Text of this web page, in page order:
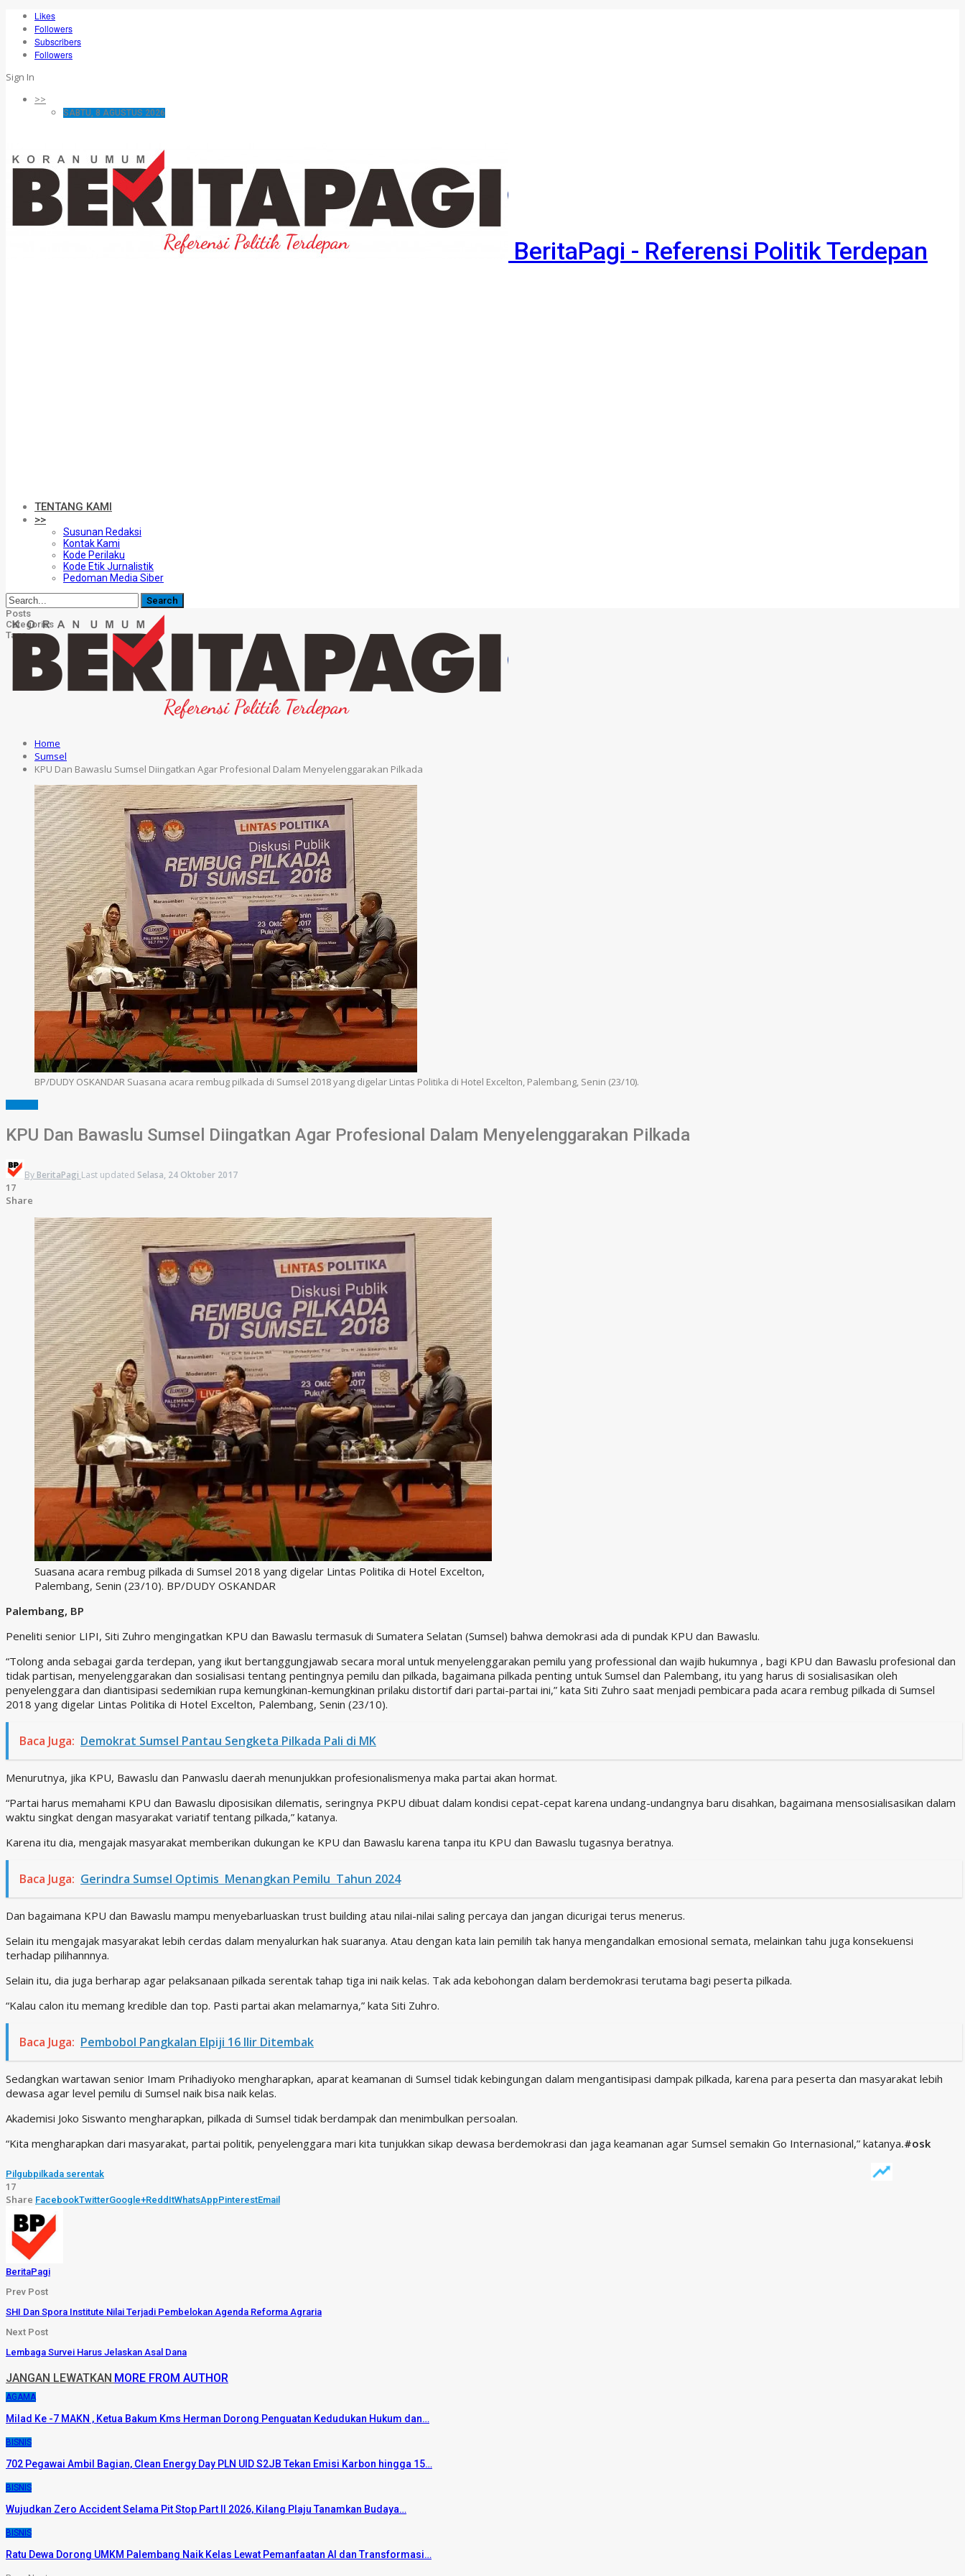
Likes
Followers
Subscribers
Followers
Sign In
>>
SABTU, 8 AGUSTUS 2026
BeritaPagi - Referensi Politik Terdepan
TENTANG KAMI
>>
Susunan Redaksi
Kontak Kami
Kode Perilaku
Kode Etik Jurnalistik
Pedoman Media Siber
Posts
Categories
Tags
Home
Sumsel
KPU Dan Bawaslu Sumsel Diingatkan Agar Profesional Dalam Menyelenggarakan Pilkada
BP/DUDY OSKANDAR Suasana acara rembug pilkada di Sumsel 2018 yang digelar Lintas Politika di Hotel Excelton, Palembang, Senin (23/10).
KPU Dan Bawaslu Sumsel Diingatkan Agar Profesional Dalam Menyelenggarakan Pilkada
By BeritaPagi Last updated Selasa, 24 Oktober 2017
17
Share
Suasana acara rembug pilkada di Sumsel 2018 yang digelar Lintas Politika di Hotel Excelton,
Palembang, Senin (23/10). BP/DUDY OSKANDAR
Palembang, BP
Peneliti senior LIPI, Siti Zuhro mengingatkan KPU dan Bawaslu termasuk di Sumatera Selatan (Sumsel) bahwa demokrasi ada di pundak KPU dan Bawaslu.
“Tolong anda sebagai garda terdepan, yang ikut bertanggungjawab secara moral untuk menyelenggarakan pemilu yang professional dan wajib hukumnya , bagi KPU dan Bawaslu profesional dan
tidak partisan, menyelenggarakan dan sosialisasi tentang pentingnya pemilu dan pilkada, bagaimana pilkada penting untuk Sumsel dan Palembang, itu yang harus di sosialisasikan oleh
penyelenggara dan diantisipasi sedemikian rupa kemungkinan-kemungkinan prilaku distortif dari partai-partai ini,” kata Siti Zuhro saat menjadi pembicara pada acara rembug pilkada di Sumsel
2018 yang digelar Lintas Politika di Hotel Excelton, Palembang, Senin (23/10).
Baca Juga: Demokrat Sumsel Pantau Sengketa Pilkada Pali di MK
Menurutnya, jika KPU, Bawaslu dan Panwaslu daerah menunjukkan profesionalismenya maka partai akan hormat.
“Partai harus memahami KPU dan Bawaslu diposisikan dilematis, seringnya PKPU dibuat dalam kondisi cepat-cepat karena undang-undangnya baru disahkan, bagaimana mensosialisasikan dalam
waktu singkat dengan masyarakat variatif tentang pilkada,” katanya.
Karena itu dia, mengajak masyarakat memberikan dukungan ke KPU dan Bawaslu karena tanpa itu KPU dan Bawaslu tugasnya beratnya.
Baca Juga: Gerindra Sumsel Optimis Menangkan Pemilu Tahun 2024
Dan bagaimana KPU dan Bawaslu mampu menyebarluaskan trust building atau nilai-nilai saling percaya dan jangan dicurigai terus menerus.
Selain itu mengajak masyarakat lebih cerdas dalam menyalurkan hak suaranya. Atau dengan kata lain pemilih tak hanya mengandalkan emosional semata, melainkan tahu juga konsekuensi
terhadap pilihannnya.
Selain itu, dia juga berharap agar pelaksanaan pilkada serentak tahap tiga ini naik kelas. Tak ada kebohongan dalam berdemokrasi terutama bagi peserta pilkada.
“Kalau calon itu memang kredible dan top. Pasti partai akan melamarnya,” kata Siti Zuhro.
Baca Juga: Pembobol Pangkalan Elpiji 16 Ilir Ditembak
Sedangkan wartawan senior Imam Prihadiyoko mengharapkan, aparat keamanan di Sumsel tidak kebingungan dalam mengantisipasi dampak pilkada, karena para peserta dan masyarakat lebih
dewasa agar level pemilu di Sumsel naik bisa naik kelas.
Akademisi Joko Siswanto mengharapkan, pilkada di Sumsel tidak berdampak dan menimbulkan persoalan.
“Kita mengharapkan dari masyarakat, partai politik, penyelenggara mari kita tunjukkan sikap dewasa berdemokrasi dan jaga keamanan agar Sumsel semakin Go Internasional,” katanya.#osk
Pilgubpilkada serentak
17
Share FacebookTwitterGoogle+ReddItWhatsAppPinterestEmail
BeritaPagi
Prev Post
SHI Dan Spora Institute Nilai Terjadi Pembelokan Agenda Reforma Agraria
Next Post
Lembaga Survei Harus Jelaskan Asal Dana
JANGAN LEWATKAN MORE FROM AUTHOR
AGAMA
Milad Ke -7 MAKN , Ketua Bakum Kms Herman Dorong Penguatan Kedudukan Hukum dan…
BISNIS
702 Pegawai Ambil Bagian, Clean Energy Day PLN UID S2JB Tekan Emisi Karbon hingga 15…
BISNIS
Wujudkan Zero Accident Selama Pit Stop Part II 2026, Kilang Plaju Tanamkan Budaya…
BISNIS
Ratu Dewa Dorong UMKM Palembang Naik Kelas Lewat Pemanfaatan AI dan Transformasi…